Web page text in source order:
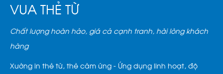
VUA THẺ TỪ
Chất lượng hoàn hảo, giá cả cạnh tranh, hài lòng khách
hàng
Xưởng in thẻ từ, thẻ cảm ứng - Ứng dụng linh hoạt, độ